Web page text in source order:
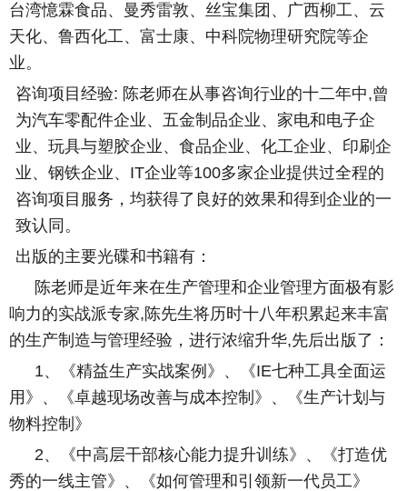
台湾憶霖食品、曼秀雷敦、丝宝集团、广西柳工、云
天化、鲁西化工、富士康、中科院物理研究院等企
业。
咨询项目经验: 陈老师在从事咨询行业的十二年中,曾
为汽车零配件企业、五金制品企业、家电和电子企
业、玩具与塑胶企业、食品企业、化工企业、印刷企
业、钢铁企业、 IT企业等100多家企业提供过全程的
咨询项目服务，均获得了良好的效果和得到企业的一
致认同。
出版的主要光碟和书籍有：
陈老师是近年来在生产管理和企业管理方面极有影
响力的实战派专家, 陈先生将历时十八年积累起来丰富
的生产制造与管理经验，进行浓缩升华,先后出版了：
1、《精益生产实战案例》、《IE七种工具全面运
用》、《卓越现场改善与成本控制》、《生产计划与
物料控制》
2、《中高层干部核心能力提升训练》、《打造优
秀的一线主管》、《如何管理和引领新一代员工》